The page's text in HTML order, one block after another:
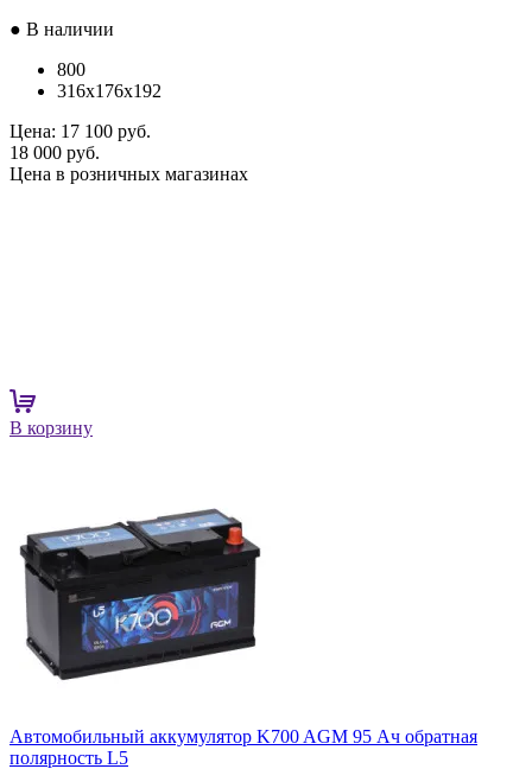
● В наличии
800
316x176x192
Цена: 17 100 руб.
18 000 руб.
Цена в розничных магазинах
В корзину
Автомобильный аккумулятор K700 AGM 95 Ач обратная
полярность L5